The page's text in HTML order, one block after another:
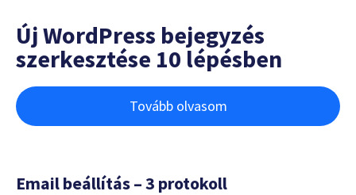
Új WordPress bejegyzés
szerkesztése 10 lépésben
Tovább olvasom
Email beállítás – 3 protokoll